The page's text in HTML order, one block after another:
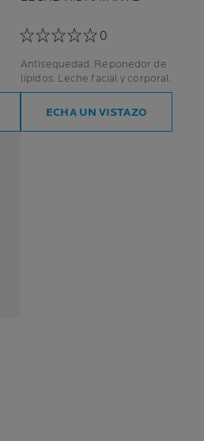
0
Antisequedad. Reponedor de
lípidos. Leche facial y corporal.
ECHA UN VISTAZO